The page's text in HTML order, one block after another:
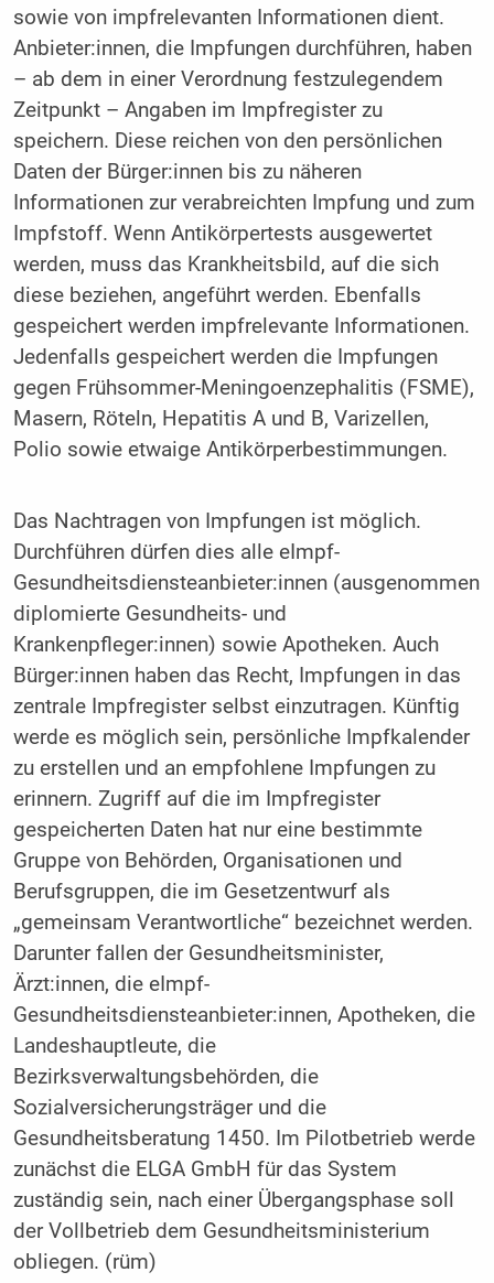
sowie von impfrelevanten Informationen dient.
Anbieter:innen, die Impfungen durchführen, haben
– ab dem in einer Verordnung festzulegendem
Zeitpunkt – Angaben im Impfregister zu
speichern. Diese reichen von den persönlichen
Daten der Bürger:innen bis zu näheren
Informationen zur verabreichten Impfung und zum
Impfstoff. Wenn Antikörpertests ausgewertet
werden, muss das Krankheitsbild, auf die sich
diese beziehen, angeführt werden. Ebenfalls
gespeichert werden impfrelevante Informationen.
Jedenfalls gespeichert werden die Impfungen
gegen Frühsommer-Meningoenzephalitis (FSME),
Masern, Röteln, Hepatitis A und B, Varizellen,
Polio sowie etwaige Antikörperbestimmungen.
Das Nachtragen von Impfungen ist möglich.
Durchführen dürfen dies alle eImpf-
Gesundheitsdiensteanbieter:innen (ausgenommen
diplomierte Gesundheits- und
Krankenpfleger:innen) sowie Apotheken. Auch
Bürger:innen haben das Recht, Impfungen in das
zentrale Impfregister selbst einzutragen. Künftig
werde es möglich sein, persönliche Impfkalender
zu erstellen und an empfohlene Impfungen zu
erinnern. Zugriff auf die im Impfregister
gespeicherten Daten hat nur eine bestimmte
Gruppe von Behörden, Organisationen und
Berufsgruppen, die im Gesetzentwurf als
„gemeinsam Verantwortliche“ bezeichnet werden.
Darunter fallen der Gesundheitsminister,
Ärzt:innen, die eImpf-
Gesundheitsdiensteanbieter:innen, Apotheken, die
Landeshauptleute, die
Bezirksverwaltungsbehörden, die
Sozialversicherungsträger und die
Gesundheitsberatung 1450. Im Pilotbetrieb werde
zunächst die ELGA GmbH für das System
zuständig sein, nach einer Übergangsphase soll
der Vollbetrieb dem Gesundheitsministerium
obliegen. (rüm)